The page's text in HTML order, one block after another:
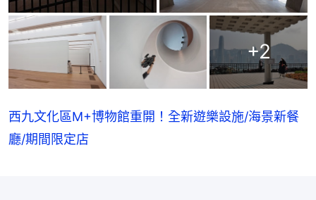
+2
西九文化區M+博物館重開！全新遊樂設施/海景新餐
廳/期間限定店